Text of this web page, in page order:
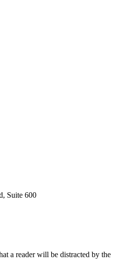
Suite 600
a reader will be distracted by the